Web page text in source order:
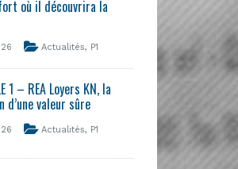
où il découvrira la
Actualités, P1
1 – REA Loyers KN, la
d’une valeur sûre
Actualités, P1